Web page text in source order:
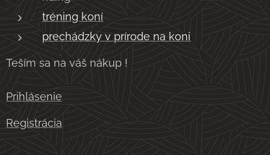
tréning koní
prechádzky v prírode na koni
Teším sa na váš nákup !
Prihlásenie
Registrácia